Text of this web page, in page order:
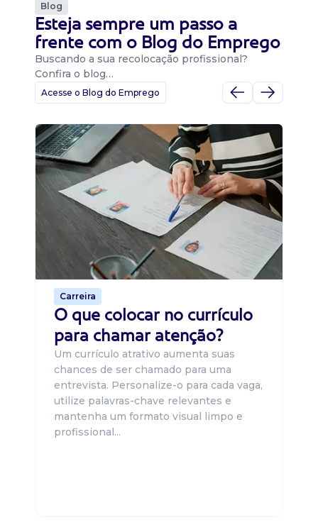
Blog
Esteja sempre um passo a
frente com o Blog do Emprego
Buscando a sua recolocação profissional?
Confira o blog…
Acesse o Blog do Emprego
Carreira
O que colocar no currículo
para chamar atenção?
Um currículo atrativo aumenta suas
chances de ser chamado para uma
entrevista. Personalize-o para cada vaga,
utilize palavras-chave relevantes e
mantenha um formato visual limpo e
profissional...